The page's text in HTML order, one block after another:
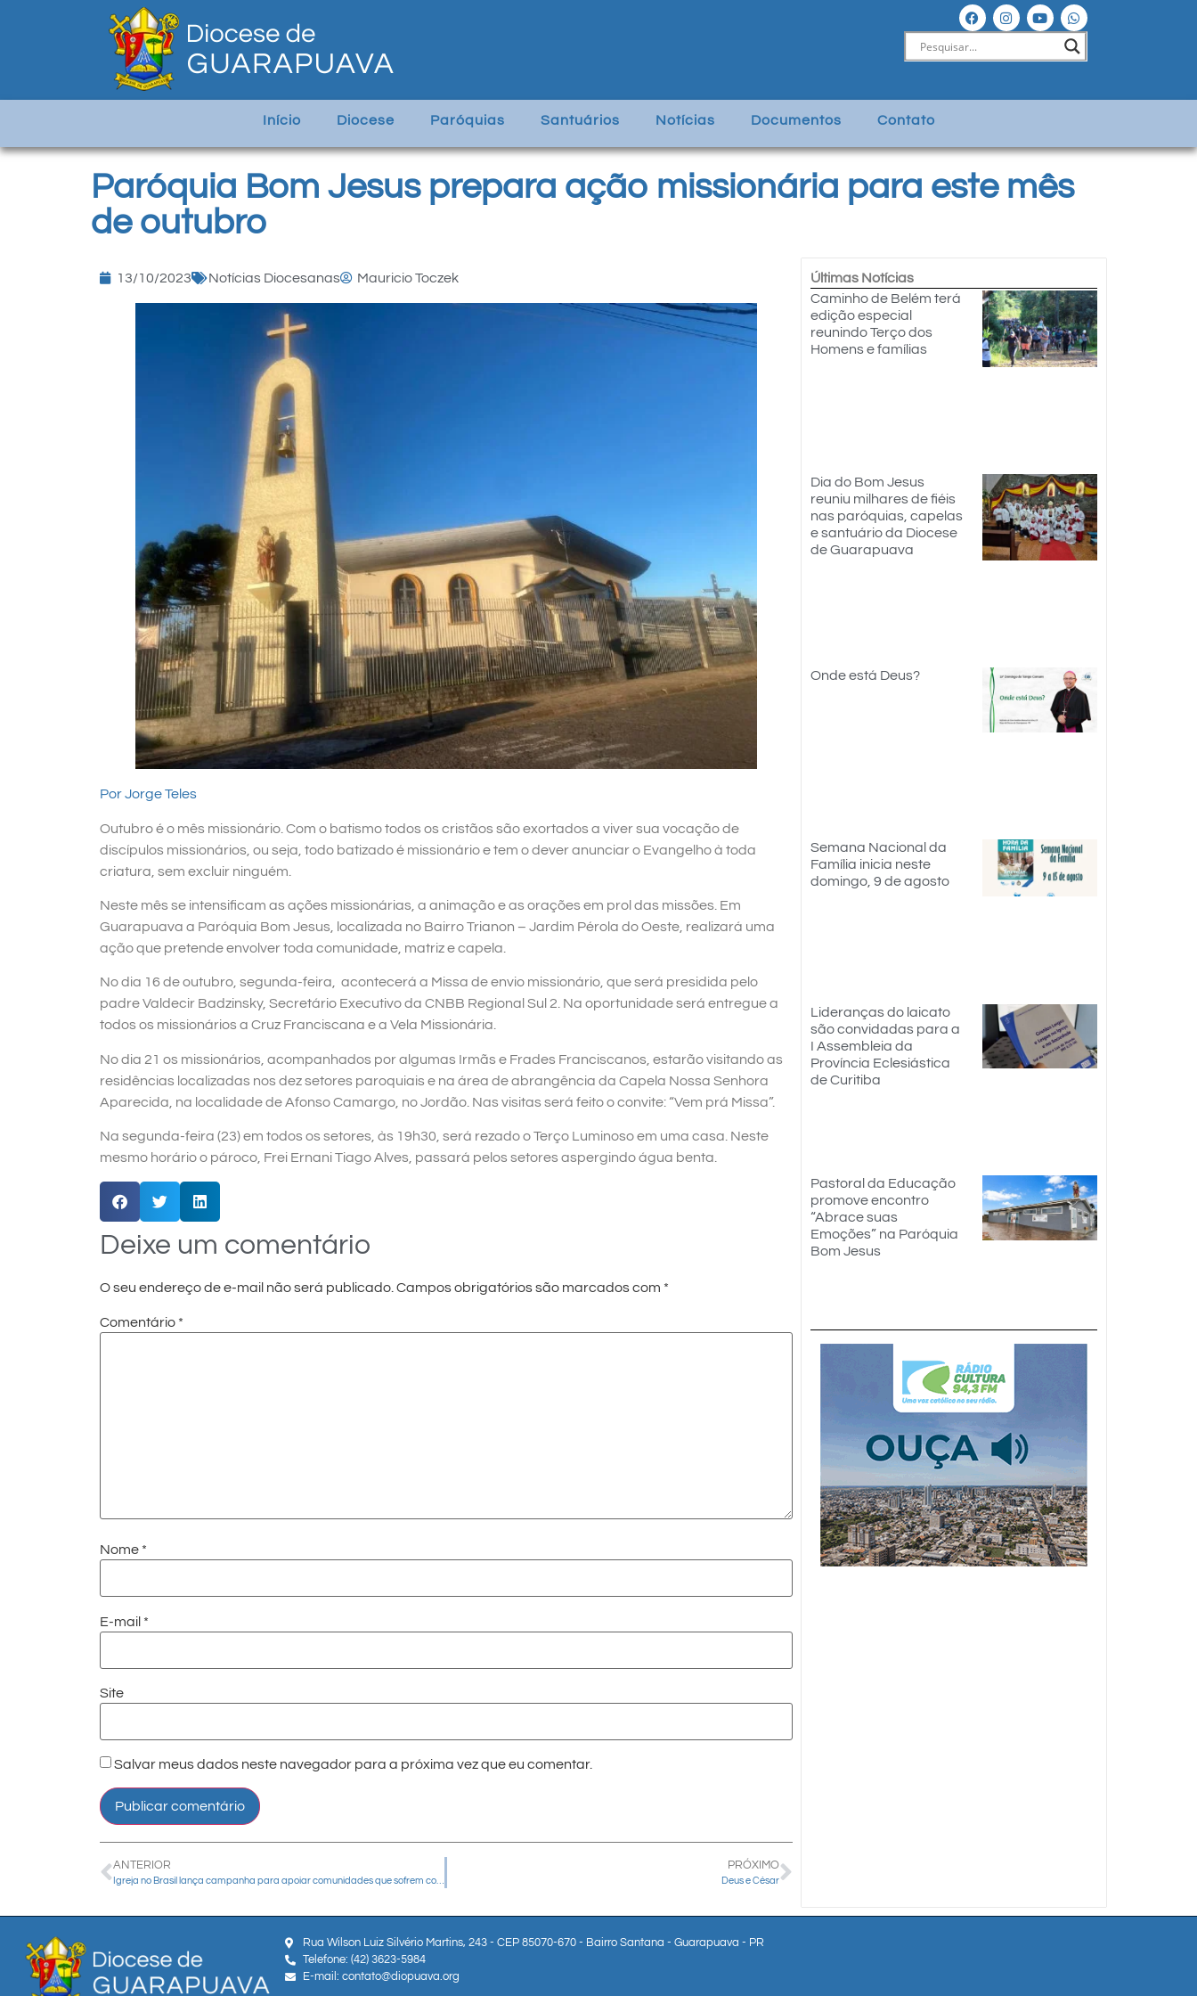
Início Diocese Paróquias Santuários Notícias Documentos Contato
Paróquia Bom Jesus prepara ação missionária para este mês
de outubro
13/10/2023 Notícias Diocesanas Mauricio Toczek
Por Jorge Teles
Outubro é o mês missionário. Com o batismo todos os cristãos são exortados a viver sua vocação de
discípulos missionários, ou seja, todo batizado é missionário e tem o dever anunciar o Evangelho à toda
criatura, sem excluir ninguém.
Neste mês se intensificam as ações missionárias, a animação e as orações em prol das missões. Em
Guarapuava a Paróquia Bom Jesus, localizada no Bairro Trianon – Jardim Pérola do Oeste, realizará uma
ação que pretende envolver toda comunidade, matriz e capela.
No dia 16 de outubro, segunda-feira, acontecerá a Missa de envio missionário, que será presidida pelo
padre Valdecir Badzinsky, Secretário Executivo da CNBB Regional Sul 2. Na oportunidade será entregue a
todos os missionários a Cruz Franciscana e a Vela Missionária.
No dia 21 os missionários, acompanhados por algumas Irmãs e Frades Franciscanos, estarão visitando as
residências localizadas nos dez setores paroquiais e na área de abrangência da Capela Nossa Senhora
Aparecida, na localidade de Afonso Camargo, no Jordão. Nas visitas será feito o convite: “Vem prá Missa”.
Na segunda-feira (23) em todos os setores, às 19h30, será rezado o Terço Luminoso em uma casa. Neste
mesmo horário o pároco, Frei Ernani Tiago Alves, passará pelos setores aspergindo água benta.
Deixe um comentário
O seu endereço de e-mail não será publicado. Campos obrigatórios são marcados com *
Comentário *
Nome *
E-mail *
Site
Salvar meus dados neste navegador para a próxima vez que eu comentar.
ANTERIOR
Igreja no Brasil lança campanha para apoiar comunidades que sofrem com a estiagem na amazônia
PRÓXIMO
Deus e César
Últimas Notícias
Caminho de Belém terá
edição especial
reunindo Terço dos
Homens e famílias
Dia do Bom Jesus
reuniu milhares de fiéis
nas paróquias, capelas
e santuário da Diocese
de Guarapuava
Onde está Deus?
Semana Nacional da
Família inicia neste
domingo, 9 de agosto
Lideranças do laicato
são convidadas para a
I Assembleia da
Província Eclesiástica
de Curitiba
Pastoral da Educação
promove encontro
“Abrace suas
Emoções” na Paróquia
Bom Jesus
Rua Wilson Luiz Silvério Martins, 243 - CEP 85070-670 - Bairro Santana - Guarapuava - PR
Telefone: (42) 3623-5984
E-mail: contato@diopuava.org